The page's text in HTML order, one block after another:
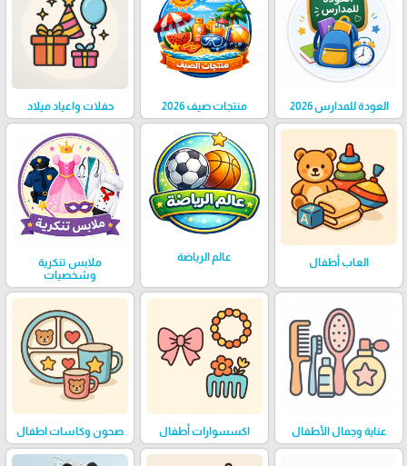
العودة للمدارس 2026 منتجات صيف 2026 حفلات واعياد ميلاد
العاب أطفال عالم الرياضة
ملابس تنكرية
وشخصيات
عناية وجمال الأطفال اكسسوارات أطفال صحون وكاسات اطفال